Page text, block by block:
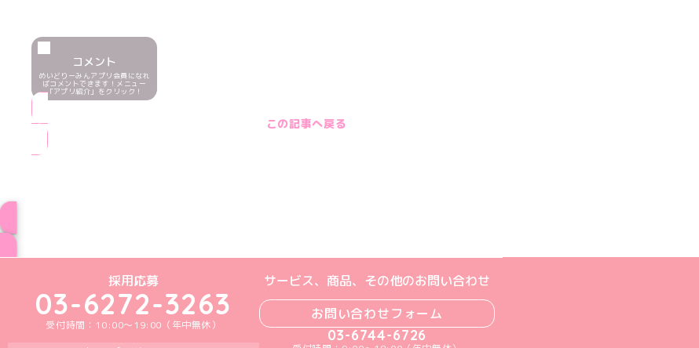
コメント
めいどりーみんアプリ会員になれ
ばコメントできます！メニュー
「アプリ紹介」をクリック！
この記事へ戻る
めいどりーみんTikTok公式アカウント
めいどりーみんX公式アカウント
めいどりーみんInstagram公式アカウント
めいどりーみんFacebook公式アカウント
めいどりーみんYouTube公式アカウント
採用応募
03-6272-3263
受付時間：10:00～19:00（年中無休）
サービス、商品、その他のお問い合わせ
お問い合わせフォーム
03-6744-6726